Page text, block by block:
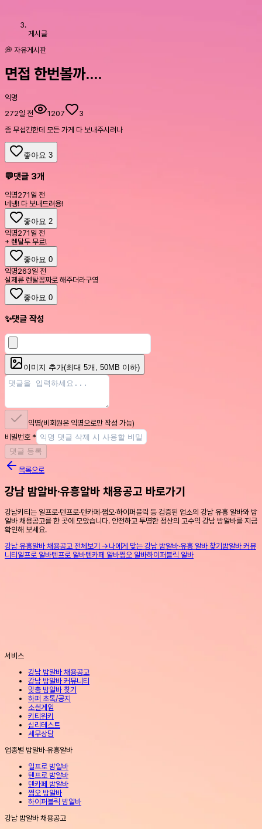
게시글
💭 자유게시판
면접 한번볼까….
익명
272일 전
1207
3
좀 무섭긴한데 모든 가게 다 보내주시려나
좋아요 3
💬댓글 3개
익명271일 전
네넹! 다 보내드려용!
좋아요 2
익명271일 전
+ 렌탈두 무료!
좋아요 0
익명263일 전
실제류 렌탈꽁짜로 해주더라구영
좋아요 0
✨댓글 작성
이미지 추가(최대 5개, 50MB 이하)
익명(비회원은 익명으로만 작성 가능)
비밀번호 *
댓글 등록
목록으로
강남 밤알바·유흥알바 채용공고 바로가기
강남키티는 일프로·텐프로·텐카페·쩜오·하이퍼블릭 등 검증된 업소의 강남 유흥 알바와 밤
알바 채용공고를 한 곳에 모았습니다. 안전하고 투명한 정산의 고수익 강남 밤알바를 지금
확인해 보세요.
강남 유흥알바 채용공고 전체보기 → 나에게 맞는 강남 밤알바·유흥 알바 찾기 밤알바 커뮤
니티 일프로 알바텐프로 알바텐카페 알바쩜오 알바하이퍼블릭 알바
서비스
강남 밤알바 채용공고
강남 밤알바 커뮤니티
맞춤 밤알바 찾기
하퍼 초톡/공지
소셜게임
키티위키
심리테스트
세무상담
업종별 밤알바·유흥알바
일프로 밤알바
텐프로 밤알바
텐카페 밤알바
쩜오 밤알바
하이퍼블릭 밤알바
강남 밤알바 채용공고